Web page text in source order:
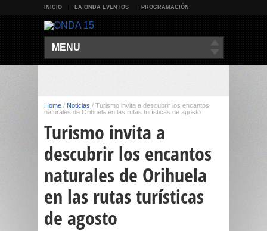
INICIO LA ONDA EVENTOS PROGRAMACIÓN
MENU
Home / Noticias / Turismo invita a descubrir los encantos
naturales de Orihuela en las rutas turísticas de agosto
Turismo invita a
descubrir los encantos
naturales de Orihuela
en las rutas turísticas
de agosto